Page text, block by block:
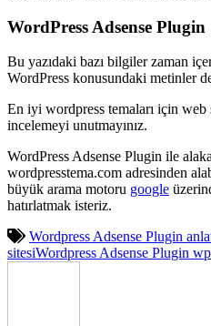
WordPress Adsense Plugin
Bu yazıdaki bazı bilgiler zaman
WordPress konusundaki metinler
En iyi wordpress temaları için web
incelemeyi unutmayınız.
WordPress Adsense Plugin ile
wordpresstema.com adresinden
büyük arama motoru google
hatırlatmak isteriz.
Wordpress Adsense Plugin
sitesiWordpress Adsense Plugin wp